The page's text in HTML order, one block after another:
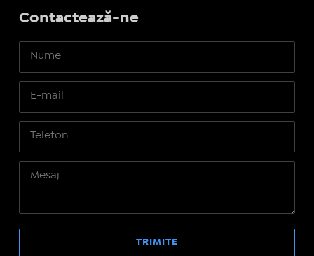
Contactează-ne